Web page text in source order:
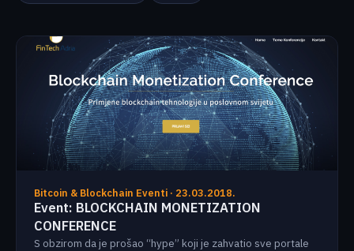
Bitcoin & Blockchain Eventi · 23.03.2018.
Event: BLOCKCHAIN MONETIZATION
CONFERENCE
S obzirom da je prošao “hype” koji je zahvatio sve portale